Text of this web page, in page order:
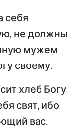
себя
не должны
мужем
своему.
хлеб Богу
свят, ибо
вас.